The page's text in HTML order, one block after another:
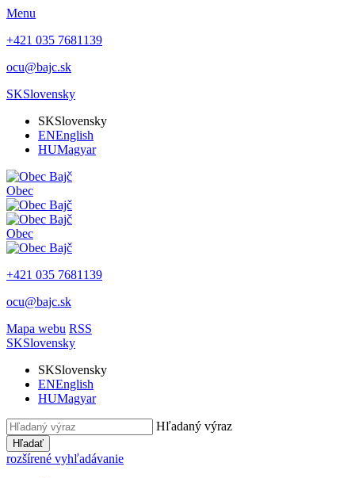
Menu
+421 035 7681139
ocu@bajc.sk
SKSlovensky
SKSlovensky
ENEnglish
HUMagyar
Obec
Obec
+421 035 7681139
ocu@bajc.sk
Mapa webu RSS
SKSlovensky
SKSlovensky
ENEnglish
HUMagyar
Hľadaný výraz
Hľadať
rozšírené vyhľadávanie